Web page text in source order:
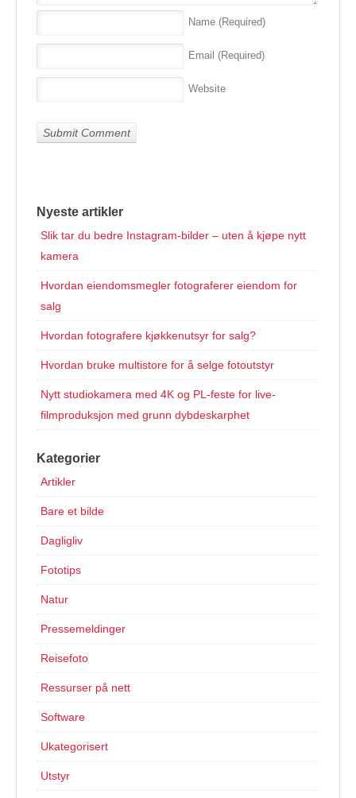
Name (Required)
Email (Required)
Website
Nyeste artikler
Slik tar du bedre Instagram-bilder – uten å kjøpe nytt
kamera
Hvordan eiendomsmegler fotograferer eiendom for
salg
Hvordan fotografere kjøkkenutsyr for salg?
Hvordan bruke multistore for å selge fotoutstyr
Nytt studiokamera med 4K og PL-feste for live-
filmproduksjon med grunn dybdeskarphet
Kategorier
Artikler
Bare et bilde
Dagligliv
Fototips
Natur
Pressemeldinger
Reisefoto
Ressurser på nett
Software
Ukategorisert
Utstyr